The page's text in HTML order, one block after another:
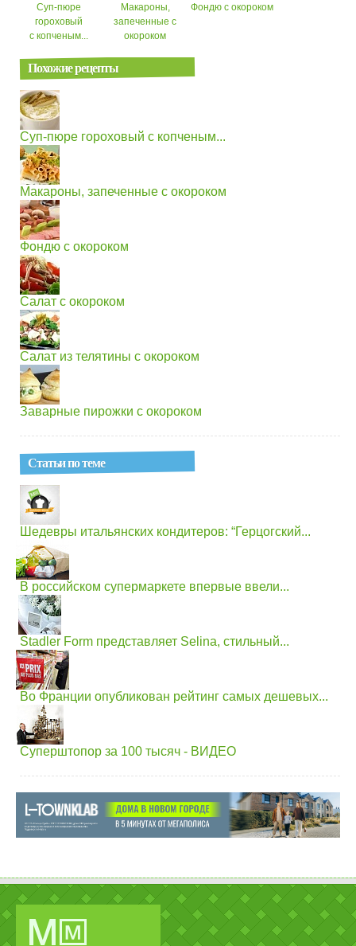
Суп-пюре
гороховый
с копченым...
Макароны,
запеченные с
окороком
Фондю с окороком
Похожие рецепты
Суп-пюре гороховый с копченым...
Макароны, запеченные с окороком
Фондю с окороком
Салат с окороком
Салат из телятины с окороком
Заварные пирожки с окороком
Статьи по теме
Шедевры итальянских кондитеров: “Герцогский...
В российском супермаркете впервые ввели...
Stadler Form представляет Selina, стильный...
Во Франции опубликован рейтинг самых дешевых...
Суперштопор за 100 тысяч - ВИДЕО